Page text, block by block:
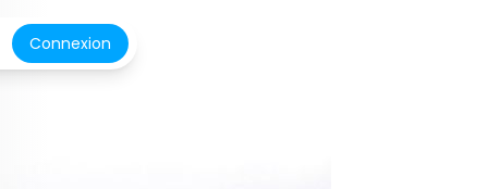
Connexion